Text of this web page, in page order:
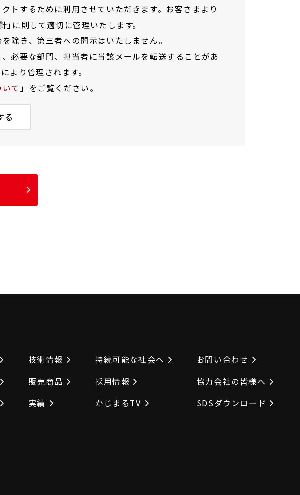
トするために利用させていただきます。お客さまより
に則して適切に管理いたします。
除き、第三者への開示はいたしません。
必要な部門、担当者に当該メールを転送することがあ
より管理されます。
いて」をご覧ください。
る
技術情報
販売商品
実績
持続可能な社会へ
採用情報
かじまるTV
お問い合わせ
協力会社の皆様へ
SDSダウンロード